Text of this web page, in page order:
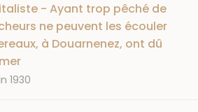
- Ayant trop pêché de
ne peuvent les écouler
à Douarnenez, ont dû
1930